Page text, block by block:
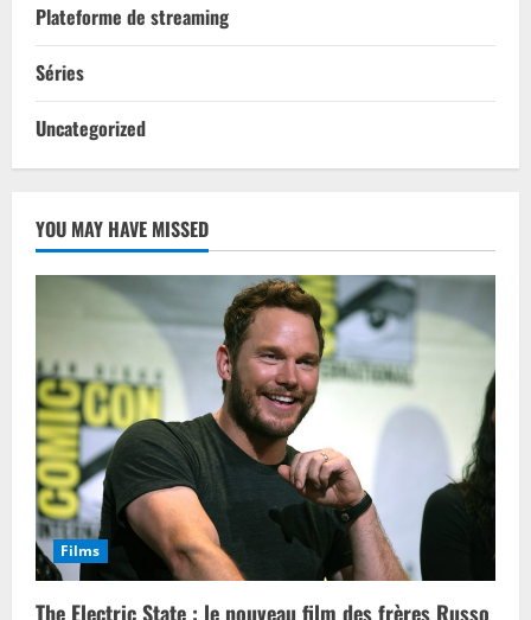
Plateforme de streaming
Séries
Uncategorized
YOU MAY HAVE MISSED
Films
The Electric State : le nouveau film des frères Russo